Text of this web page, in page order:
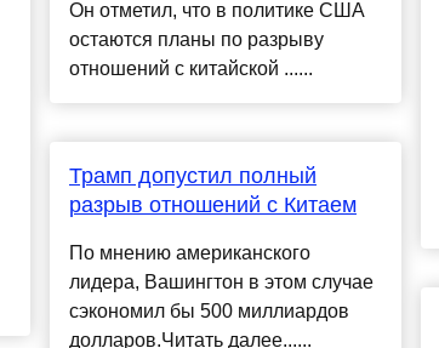
Он отметил, что в политике США
остаются планы по разрыву
отношений с китайской ......
Трамп допустил полный
разрыв отношений с Китаем
По мнению американского
лидера, Вашингтон в этом случае
сэкономил бы 500 миллиардов
долларов.Читать далее......